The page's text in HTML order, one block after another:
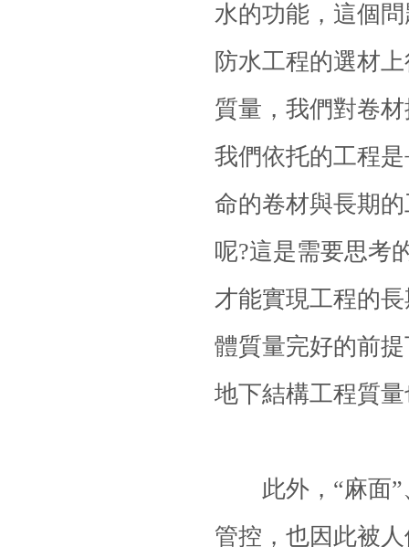
水的功能，這個
防水工程的選材
質量，我們對卷
我們依托的工程
命的卷材與長期
呢?這是需要思考
才能實現工程的
體質量完好的前
地下結構工程質
此外，“麻面”
管控，也因此被